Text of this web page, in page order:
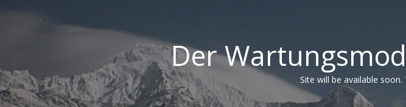
Der
Site will be available